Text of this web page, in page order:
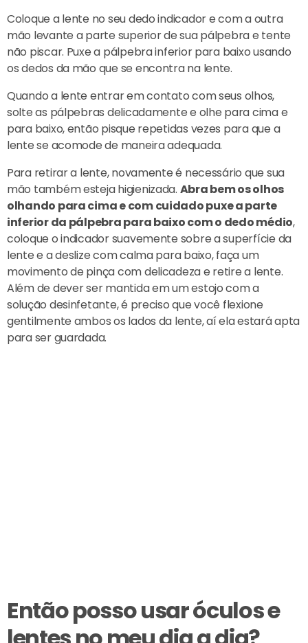
Coloque a lente no seu dedo indicador e com a outra
mão levante a parte superior de sua pálpebra e tente
não piscar. Puxe a pálpebra inferior para baixo usando
os dedos da mão que se encontra na lente.
Quando a lente entrar em contato com seus olhos,
solte as pálpebras delicadamente e olhe para cima e
para baixo, então pisque repetidas vezes para que a
lente se acomode de maneira adequada.
Para retirar a lente, novamente é necessário que sua
mão também esteja higienizada. Abra bem os olhos
olhando para cima e com cuidado puxe a parte
inferior da pálpebra para baixo com o dedo médio,
coloque o indicador suavemente sobre a superfície da
lente e a deslize com calma para baixo, faça um
movimento de pinça com delicadeza e retire a lente.
Além de dever ser mantida em um estojo com a
solução desinfetante, é preciso que você flexione
gentilmente ambos os lados da lente, aí ela estará apta
para ser guardada.
Então posso usar óculos e